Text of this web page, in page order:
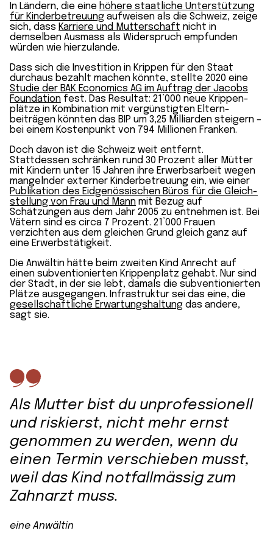
In Ländern, die eine höhere staatliche Unter­stützung
für Kinder­betreuung aufweisen als die Schweiz, zeige
sich, dass Karriere und Mutterschaft nicht in
demselben Ausmass als Wider­spruch empfunden
würden wie hierzulande.
Dass sich die Investition in Krippen für den Staat
durchaus bezahlt machen könnte, stellte 2020 eine
Studie der BAK Economics AG im Auftrag der Jacobs
Foundation fest. Das Resultat: 21’000 neue Krippen­
plätze in Kombination mit vergünstigten Eltern­
beiträgen könnten das BIP um 3,25 Milliarden steigern –
bei einem Kosten­punkt von 794 Millionen Franken.
Doch davon ist die Schweiz weit entfernt.
Stattdessen schränken rund 30 Prozent aller Mütter
mit Kindern unter 15 Jahren ihre Erwerbs­arbeit wegen
mangelnder externer Kinder­betreuung ein, wie einer
Publikation des Eidgenössischen Büros für die Gleich­
stellung von Frau und Mann mit Bezug auf
Schätzungen aus dem Jahr 2005 zu entnehmen ist. Bei
Vätern sind es circa 7 Prozent. 21’000 Frauen
verzichten aus dem gleichen Grund gleich ganz auf
eine Erwerbstätigkeit.
Die Anwältin hätte beim zweiten Kind Anrecht auf
einen subventionierten Krippen­platz gehabt. Nur sind
der Stadt, in der sie lebt, damals die subventionierten
Plätze ausgegangen. Infrastruktur sei das eine, die
gesellschaftliche Erwartungs­haltung das andere,
sagt sie.
Als Mutter bist du unprofessionell
und riskierst, nicht mehr ernst
genommen zu werden, wenn du
einen Termin verschieben musst,
weil das Kind notfall­mässig zum
Zahnarzt muss.
eine Anwältin